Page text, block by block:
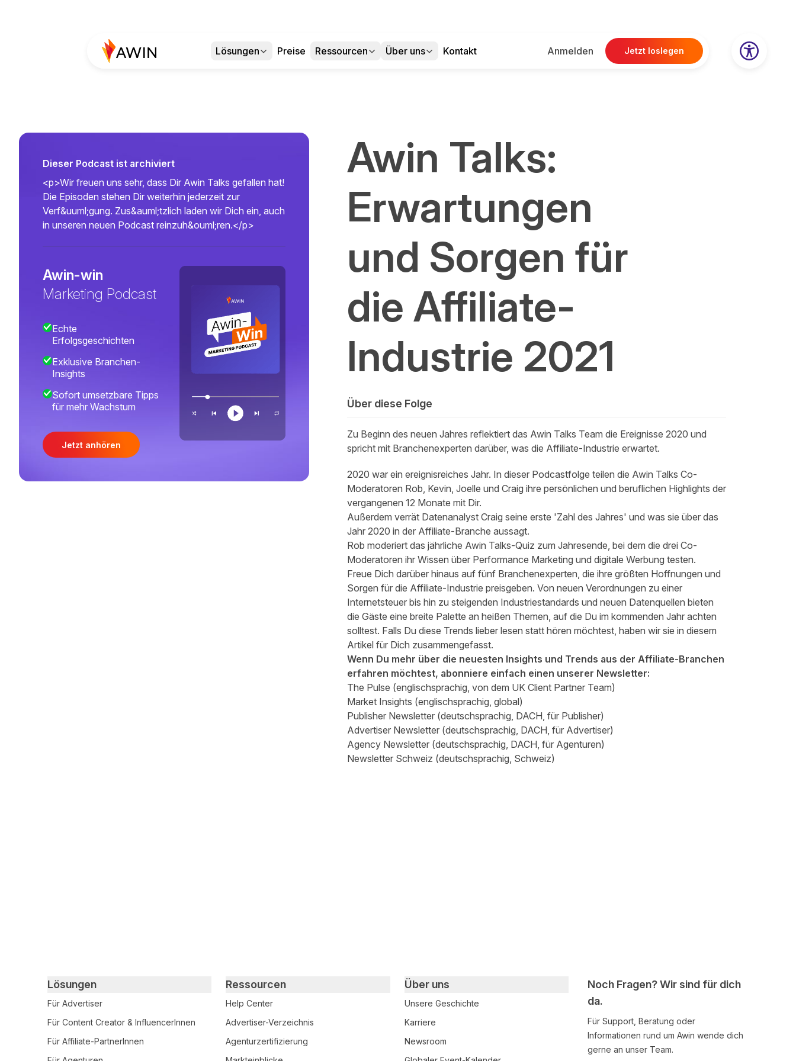
Lösungen Preise Ressourcen Über uns Kontakt Anmelden Jetzt loslegen
Dieser Podcast ist archiviert
<p>Wir freuen uns sehr, dass Dir Awin Talks gefallen hat!
Die Episoden stehen Dir weiterhin jederzeit zur
Verf&uuml;gung. Zus&auml;tzlich laden wir Dich ein, auch
in unseren neuen Podcast reinzuh&ouml;ren.</p>
Awin-win
Marketing Podcast
Echte
Erfolgsgeschichten
Exklusive Branchen-
Insights
Sofort umsetzbare Tipps
für mehr Wachstum
Jetzt anhören
Awin Talks:
Erwartungen
und Sorgen für
die Affiliate-
Industrie 2021
Über diese Folge
Zu Beginn des neuen Jahres reflektiert das Awin Talks Team die Ereignisse 2020 und
spricht mit Branchenexperten darüber, was die Affiliate-Industrie erwartet.
2020 war ein ereignisreiches Jahr. In dieser Podcastfolge teilen die Awin Talks Co-
Moderatoren Rob, Kevin, Joelle und Craig ihre persönlichen und beruflichen Highlights der
vergangenen 12 Monate mit Dir.
Außerdem verrät Datenanalyst Craig seine erste 'Zahl des Jahres' und was sie über das
Jahr 2020 in der Affiliate-Branche aussagt.
Rob moderiert das jährliche Awin Talks-Quiz zum Jahresende, bei dem die drei Co-
Moderatoren ihr Wissen über Performance Marketing und digitale Werbung testen.
Freue Dich darüber hinaus auf fünf Branchenexperten, die ihre größten Hoffnungen und
Sorgen für die Affiliate-Industrie preisgeben. Von neuen Verordnungen zu einer
Internetsteuer bis hin zu steigenden Industriestandards und neuen Datenquellen bieten
die Gäste eine breite Palette an heißen Themen, auf die Du im kommenden Jahr achten
solltest. Falls Du diese Trends lieber lesen statt hören möchtest, haben wir sie in diesem
Artikel für Dich zusammengefasst.
Wenn Du mehr über die neuesten Insights und Trends aus der Affiliate-Branchen
erfahren möchtest, abonniere einfach einen unserer Newsletter:
The Pulse (englischsprachig, von dem UK Client Partner Team)
Market Insights (englischsprachig, global)
Publisher Newsletter (deutschsprachig, DACH, für Publisher)
Advertiser Newsletter (deutschsprachig, DACH, für Advertiser)
Agency Newsletter (deutschsprachig, DACH, für Agenturen)
Newsletter Schweiz (deutschsprachig, Schweiz)
Noch Fragen? Wir sind für dich
da.
Für Support, Beratung oder
Informationen rund um Awin wende dich
gerne an unser Team.
Primary footer navigation
Lösungen
Für Advertiser
Für Content Creator & InfluencerInnen
Für Affiliate-PartnerInnen
Ressourcen
Help Center
Advertiser-Verzeichnis
Agenturzertifizierung
Über uns
Unsere Geschichte
Karriere
Newsroom